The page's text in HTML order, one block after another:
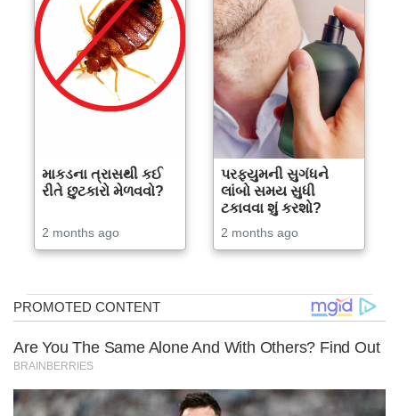
માકડના ત્રાસથી કઈ
રીતે છુટકારો મેળવવો?
2 months ago
પરફ્યુમની સુગંધને
લાંબો સમય સુધી
ટકાવવા શું કરશો?
2 months ago